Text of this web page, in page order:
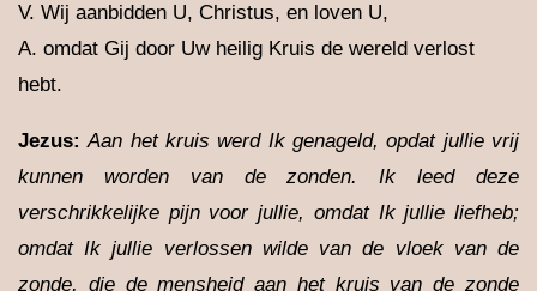
V. Wij aanbidden U, Christus, en loven U,
A. omdat Gij door Uw heilig Kruis de wereld verlost
hebt.
Jezus: Aan het kruis werd Ik genageld, opdat jullie vrij
kunnen worden van de zonden. Ik leed deze
verschrikkelijke pijn voor jullie, omdat Ik jullie liefheb;
omdat Ik jullie verlossen wilde van de vloek van de
zonde, die de mensheid aan het kruis van de zonde